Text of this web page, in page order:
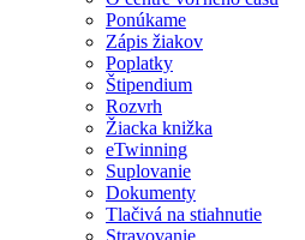
Ponúkame
Zápis žiakov
Poplatky
Štipendium
Rozvrh
Žiacka knižka
eTwinning
Suplovanie
Dokumenty
Tlačivá na stiahnutie
Stravovanie